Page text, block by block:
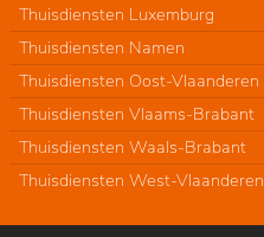
Thuisdiensten Luxemburg
Thuisdiensten Namen
Thuisdiensten Oost-Vlaanderen
Thuisdiensten Vlaams-Brabant
Thuisdiensten Waals-Brabant
Thuisdiensten West-Vlaanderen